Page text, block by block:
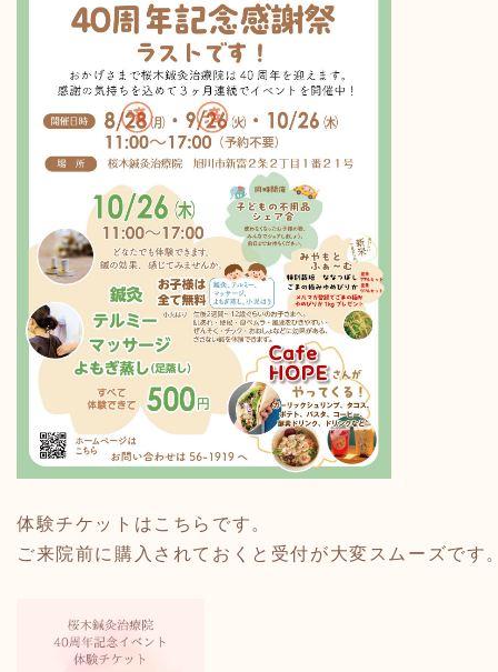
体験チケット はこちらです。
ご来院前に購入されておくと受付が大変スムーズです。